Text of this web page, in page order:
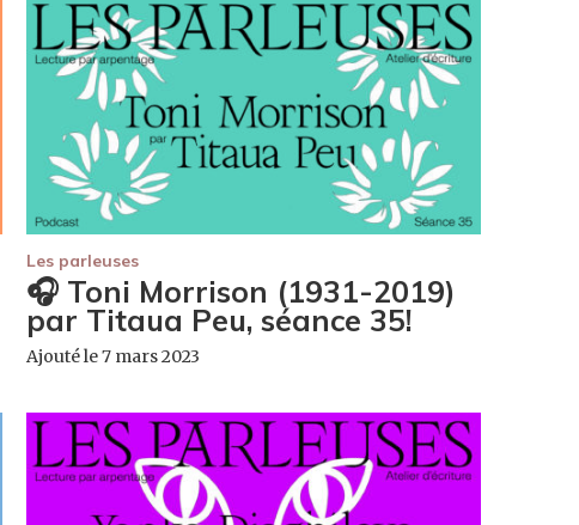
Les parleuses
🎧 Toni Morrison (1931-2019)
par Titaua Peu, séance 35!
Ajouté le 7 mars 2023